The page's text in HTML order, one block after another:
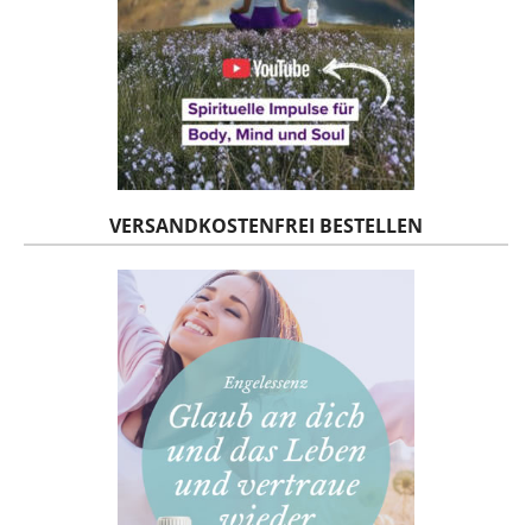
VERSANDKOSTENFREI BESTELLEN